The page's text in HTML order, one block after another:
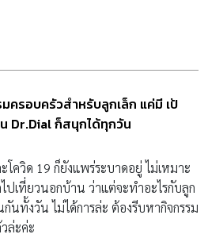
ครอบครัวสำหรับลูกเล็ก แค่มี เป้
Dr.Dial ก็สนุกได้ทุกวัน
ควิด 19 ก็ยังแพร่ระบาดอยู่ ไม่เหมาะ
ปเที่ยวนอกบ้าน ว่าแต่จะทำอะไรกับลูก
นทั้งวัน ไม่ได้การล่ะ ต้องรีบหากิจกรรม
ล่ะค่ะ